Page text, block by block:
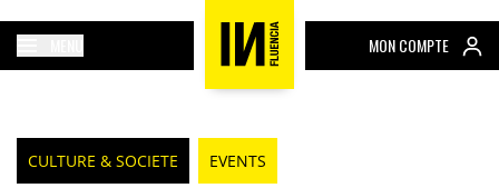
MON COMPTE
CULTURE & SOCIETE EVENTS